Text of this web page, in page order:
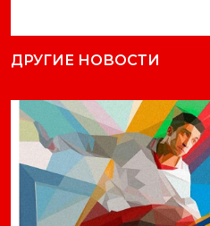
ДРУГИЕ НОВОСТИ